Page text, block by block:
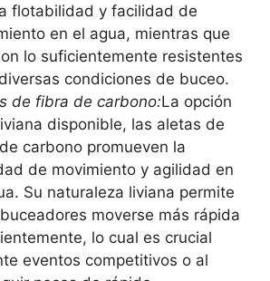
flotabilidad y facilidad de
en el agua, mientras que
lo suficientemente resistentes
condiciones de buceo.
de fibra de carbono:La opción
disponible, las aletas de
carbono promueven la
de movimiento y agilidad en
Su naturaleza liviana permite
moverse más rápida
lo cual es crucial
eventos competitivos o al